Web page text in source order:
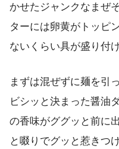
かせたジャンクなまぜ
ターには卵黄がトッピ
ないくらい具が盛り付
まずは混ぜずに麺を引
ビシッと決まった醤油
の香味がググッと前に
と啜りでグッと惹きつ